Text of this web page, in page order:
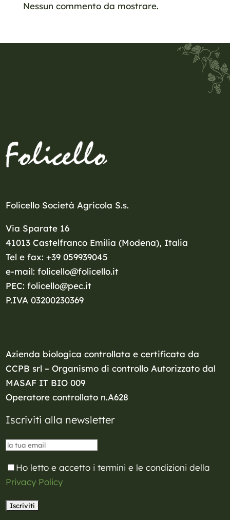
Nessun commento da mostrare.
Folicello Società Agricola S.s.
Via Sparate 16
41013 Castelfranco Emilia (Modena), Italia
Tel e fax: +39 059939045
e-mail: folicello@folicello.it
PEC: folicello@pec.it
P.IVA 03200230369
Azienda biologica controllata e certificata da
CCPB srl – Organismo di controllo Autorizzato dal
MASAF IT BIO 009
Operatore controllato n.A628
Iscriviti alla newsletter
Ho letto e accetto i termini e le condizioni della
Privacy Policy